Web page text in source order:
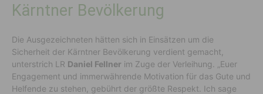
Kärntner Bevölkerung
Die Ausgezeichneten hätten sich in Einsätzen um die
Sicherheit der Kärntner Bevölkerung verdient gemacht,
unterstrich LR Daniel Fellner im Zuge der Verleihung. „Euer
Engagement und immerwährende Motivation für das Gute und
Helfende zu stehen, gebührt der größte Respekt. Ich sage